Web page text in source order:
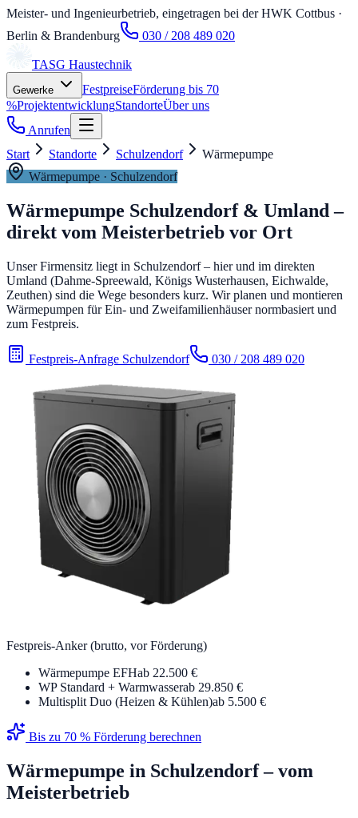
Meister- und Ingenieurbetrieb, eingetragen bei der HWK Cottbus ·
Berlin & Brandenburg
030 / 208 489 020
TASG Haustechnik
Gewerke FestpreiseFörderung bis 70
%ProjektentwicklungStandorteÜber uns
Anrufen
Start
Standorte Schulzendorf
Wärmepumpe
Wärmepumpe · Schulzendorf
Wärmepumpe Schulzendorf & Umland –
direkt vom Meisterbetrieb vor Ort
Unser Firmensitz liegt in Schulzendorf – hier und im direkten
Umland (Dahme-Spreewald, Königs Wusterhausen, Eichwalde,
Zeuthen) sind die Wege besonders kurz. Wir planen und montieren
Wärmepumpen für Ein- und Zweifamilienhäuser normbasiert und
zum Festpreis.
Festpreis-Anfrage Schulzendorf 030 / 208 489 020
Festpreis-Anker (brutto, vor Förderung)
Wärmepumpe EFHab 22.500 €
WP Standard + Warmwasserab 29.850 €
Multisplit Duo (Heizen & Kühlen)ab 5.500 €
Bis zu 70 % Förderung berechnen
Wärmepumpe in Schulzendorf– vom
Meisterbetrieb